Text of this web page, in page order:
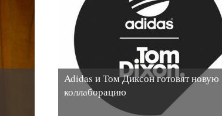
Adidas и Том Диксон готовят новую
коллаборацию